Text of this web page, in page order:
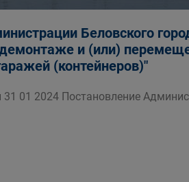
Беловского
и (или)
(контейнеров)"
01 2024 Постановление